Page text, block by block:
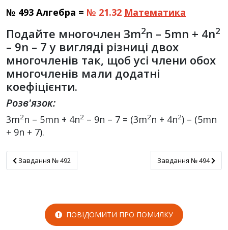
№ 493 Алгебра = № 21.32 Математика
Подайте многочлен Зm2n – 5mn + 4n2
– 9n – 7 у вигляді різниці двох
многочленів так, щоб усі члени обох
многочленів мали додатні
коефіцієнти.
Розв'язок:
3m2n – 5mn + 4n2 – 9n – 7 = (3m2n + 4n2) – (5mn
+ 9n + 7).
Завдання № 492
Завдання № 492 Завдання № 494
Завдання № 494
ПОВІДОМИТИ ПРО ПОМИЛКУ